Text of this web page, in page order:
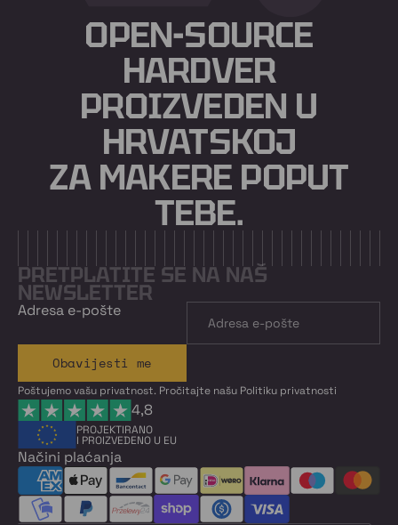
OPEN-SOURCE
HARDVER
PROIZVEDEN U
HRVATSKOJ
ZA MAKERE POPUT
TEBE.
PRETPLATITE SE NA NAŠ
NEWSLETTER
Adresa e-pošte
Obavijesti me
Poštujemo vašu privatnost. Pročitajte našu Politiku privatnosti
4,8
PROJEKTIRANO
I PROIZVEDENO U EU
Načini plaćanja